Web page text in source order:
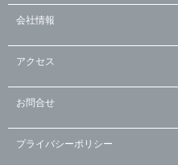
会社情報
アクセス
お問合せ
プライバシーポリシー